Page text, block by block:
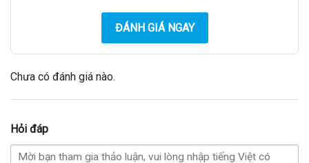
ĐÁNH GIÁ NGAY
Chưa có đánh giá nào.
Hỏi đáp